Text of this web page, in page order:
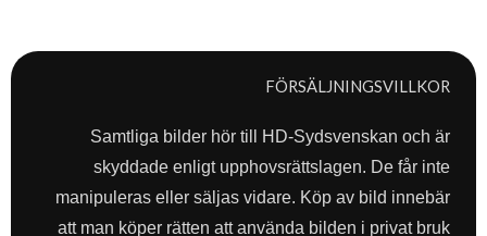
FÖRSÄLJNINGSVILLKOR
Samtliga bilder hör till HD-Sydsvenskan och är
skyddade enligt upphovsrättslagen. De får inte
manipuleras eller säljas vidare. Köp av bild innebär
att man köper rätten att använda bilden i privat bruk